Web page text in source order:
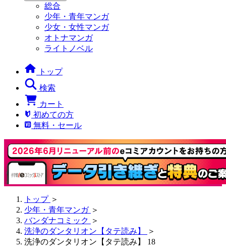
総合
少年・青年マンガ
少女・女性マンガ
オトナマンガ
ライトノベル
トップ
検索
カート
初めての方
無料・セール
トップ ＞
少年・青年マンガ ＞
バンダナコミック ＞
洗浄のダンタリオン【タテ読み】
＞
洗浄のダンタリオン【タテ読み】 18